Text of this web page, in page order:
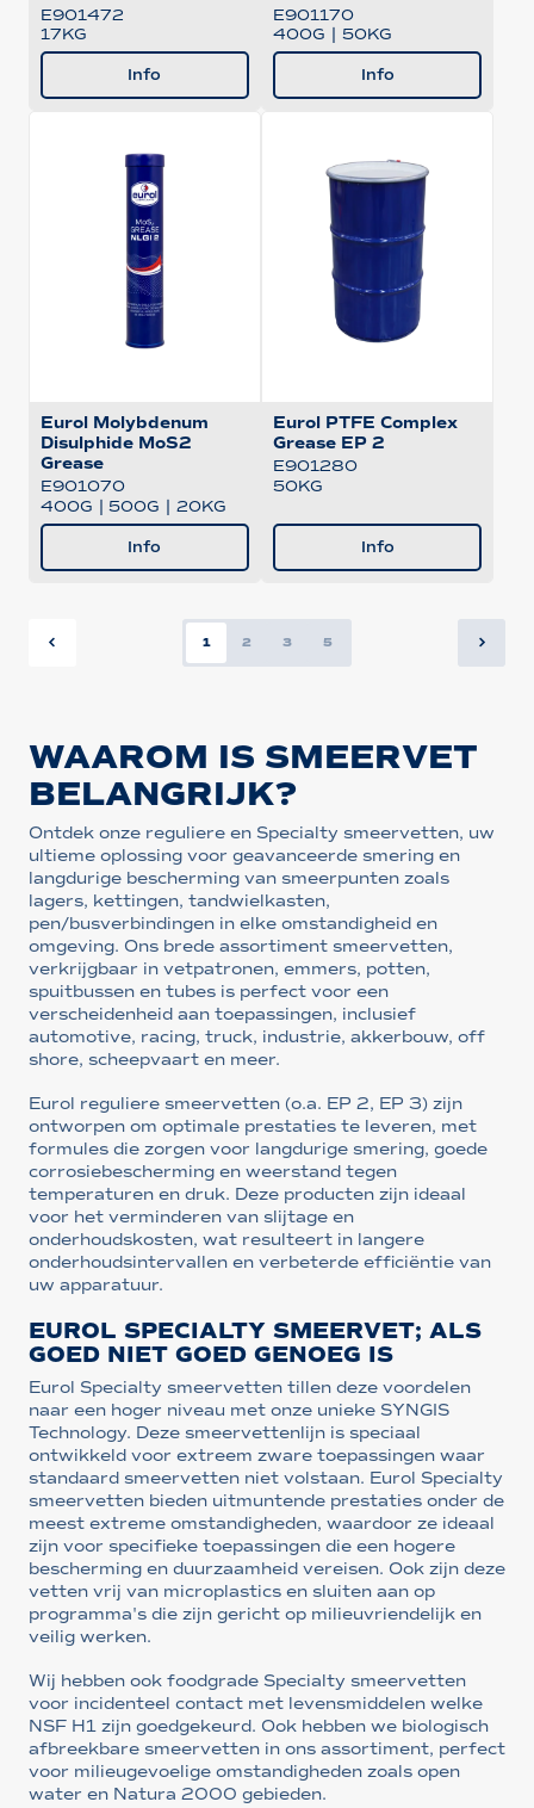
E901472
17KG
Info
E901170
400G | 50KG
Info
Eurol Molybdenum
Disulphide MoS2
Grease
E901070
400G | 500G | 20KG
Info
Eurol PTFE Complex
Grease EP 2
E901280
50KG
Info
1 2 3 5
WAAROM IS SMEERVET
BELANGRIJK?
Ontdek onze reguliere en Specialty smeervetten, uw
ultieme oplossing voor geavanceerde smering en
langdurige bescherming van smeerpunten zoals
lagers, kettingen, tandwielkasten,
pen/busverbindingen in elke omstandigheid en
omgeving. Ons brede assortiment smeervetten,
verkrijgbaar in vetpatronen, emmers, potten,
spuitbussen en tubes is perfect voor een
verscheidenheid aan toepassingen, inclusief
automotive, racing, truck, industrie, akkerbouw, off
shore, scheepvaart en meer.
Eurol reguliere smeervetten (o.a. EP 2, EP 3) zijn
ontworpen om optimale prestaties te leveren, met
formules die zorgen voor langdurige smering, goede
corrosiebescherming en weerstand tegen
temperaturen en druk. Deze producten zijn ideaal
voor het verminderen van slijtage en
onderhoudskosten, wat resulteert in langere
onderhoudsintervallen en verbeterde efficiëntie van
uw apparatuur.
EUROL SPECIALTY SMEERVET; ALS
GOED NIET GOED GENOEG IS
Eurol Specialty smeervetten tillen deze voordelen
naar een hoger niveau met onze unieke SYNGIS
Technology. Deze smeervettenlijn is speciaal
ontwikkeld voor extreem zware toepassingen waar
standaard smeervetten niet volstaan. Eurol Specialty
smeervetten bieden uitmuntende prestaties onder de
meest extreme omstandigheden, waardoor ze ideaal
zijn voor specifieke toepassingen die een hogere
bescherming en duurzaamheid vereisen. Ook zijn deze
vetten vrij van microplastics en sluiten aan op
programma's die zijn gericht op milieuvriendelijk en
veilig werken.
Wij hebben ook foodgrade Specialty smeervetten
voor incidenteel contact met levensmiddelen welke
NSF H1 zijn goedgekeurd. Ook hebben we biologisch
afbreekbare smeervetten in ons assortiment, perfect
voor milieugevoelige omstandigheden zoals open
water en Natura 2000 gebieden.